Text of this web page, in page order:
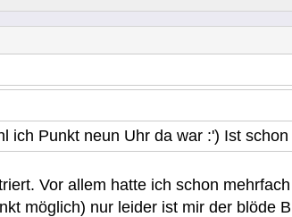
ich Punkt neun Uhr da war :') Ist
Vor allem hatte ich schon
möglich) nur leider ist mir der blöde